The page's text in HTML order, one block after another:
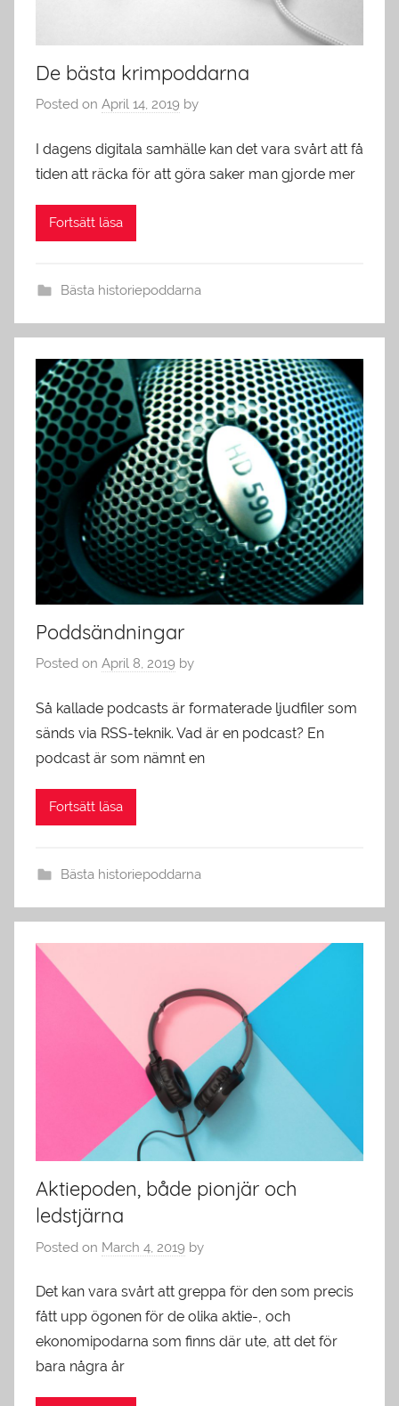
De bästa krimpoddarna
Posted on April 14, 2019 by
I dagens digitala samhälle kan det vara svårt att få
tiden att räcka för att göra saker man gjorde mer
Fortsätt läsa
Bästa historiepoddarna
Poddsändningar
Posted on April 8, 2019 by
Så kallade podcasts är formaterade ljudfiler som
sänds via RSS-teknik. Vad är en podcast? En
podcast är som nämnt en
Fortsätt läsa
Bästa historiepoddarna
Aktiepoden, både pionjär och
ledstjärna
Posted on March 4, 2019 by
Det kan vara svårt att greppa för den som precis
fått upp ögonen för de olika aktie-, och
ekonomipodarna som finns där ute, att det för
bara några år